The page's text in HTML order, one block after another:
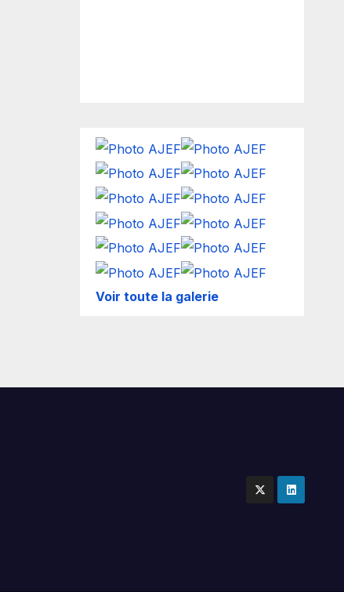
Voir toute la galerie